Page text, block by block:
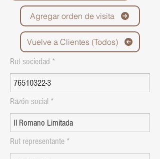
Agregar orden de visita
Vuelve a Clientes (Todos)
Rut sociedad
Razón social
Rut representante